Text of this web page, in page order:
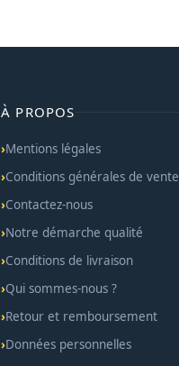
À PROPOS
Mentions légales
Conditions générales de vente
Contactez-nous
Notre démarche qualité
Conditions de livraison
Qui sommes-nous ?
Retour et remboursement
Données personnelles